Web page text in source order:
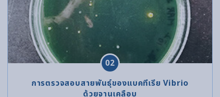
02
การตรวจสอบสายพันธุ์ของแบคทีเรีย Vibrio
ด้วยจานเคลือบ